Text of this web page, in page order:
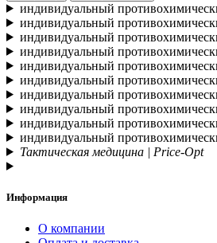
индивидуальный
индивидуальный
индивидуальный
индивидуальный
индивидуальный
индивидуальный
индивидуальный
индивидуальный
индивидуальный
индивидуальный
Тактическая медицина | Price-Opt
Информация
О компании